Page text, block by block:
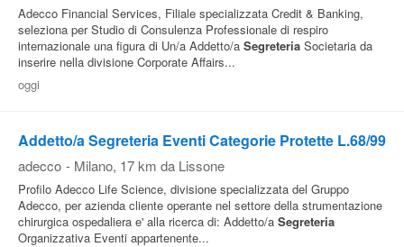
Adecco Financial Services, Filiale specializzata Credit & Banking,
seleziona per Studio di Consulenza Professionale di respiro
internazionale una figura di Un/a Addetto/a Segreteria Societaria da
inserire nella divisione Corporate Affairs...
oggi
Addetto/a Segreteria Eventi Categorie Protette L.68/99
adecco - Milano, 17 km da Lissone
Profilo Adecco Life Science, divisione specializzata del Gruppo
Adecco, per azienda cliente operante nel settore della strumentazione
chirurgica ospedaliera e' alla ricerca di: Addetto/a Segreteria
Organizzativa Eventi appartenente...